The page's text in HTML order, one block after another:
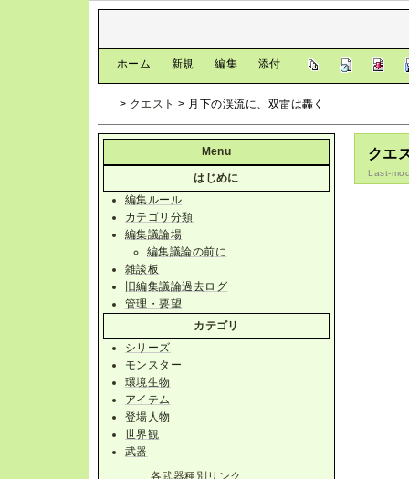
ホーム 新規 編集 添付
> クエスト > 月下の渓流に、双雷は轟く
クエ
Last-
Menu
はじめに
編集ルール
カテゴリ分類
編集議論場
編集議論の前に
雑談板
旧編集議論過去ログ
管理・要望
カテゴリ
シリーズ
モンスター
環境生物
アイテム
登場人物
世界観
武器
各武器種別リンク